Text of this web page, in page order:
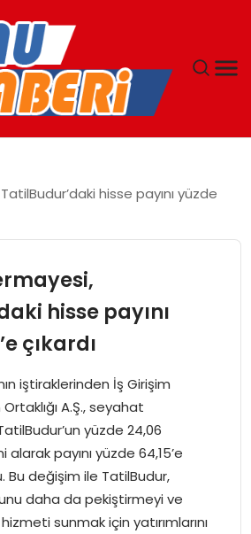
hisse payını yüzde
hisse payını
çıkardı
iştiraklerinden İş Girişim
A.Ş., seyahat
yüzde 24,06
alarak payını yüzde 64,15’e
Bu değişim ile TatilBudur,
daha da pekiştirmeyi ve
sunmak için yatırımlarını